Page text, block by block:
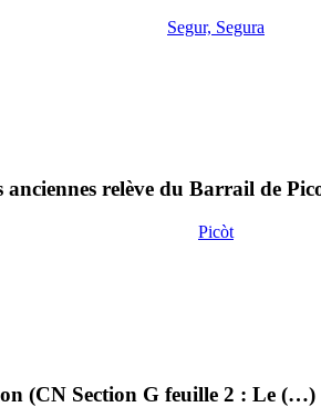
Segur, Segura
anciennes relève du Barrail de
Picòt
(CN Section G feuille 2 : Le (…)